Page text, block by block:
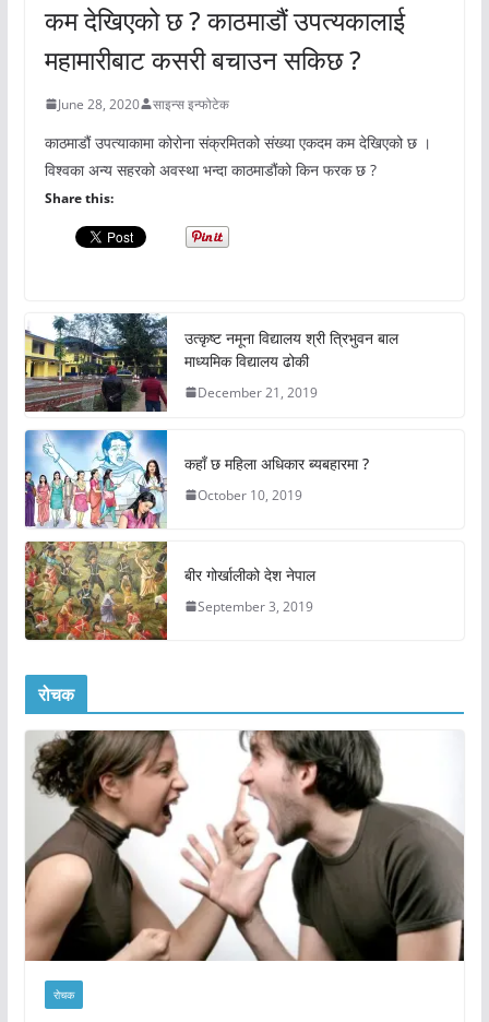
कम देखिएको छ ? काठमाडौं उपत्यकालाई
महामारीबाट कसरी बचाउन सकिछ ?
June 28, 2020 साइन्स इन्फोटेक
काठमाडौं उपत्याकामा कोरोना संक्रमितको संख्या एकदम कम देखिएको छ ।
विश्वका अन्य सहरको अवस्था भन्दा काठमाडौंको किन फरक छ ?
Share this:
उत्कृष्ट नमूना विद्यालय श्री त्रिभुवन बाल
माध्यमिक विद्यालय ढोकी
December 21, 2019
कहाँ छ महिला अधिकार ब्यबहारमा ?
October 10, 2019
बीर गोर्खालीको देश नेपाल
September 3, 2019
रोचक
रोचक